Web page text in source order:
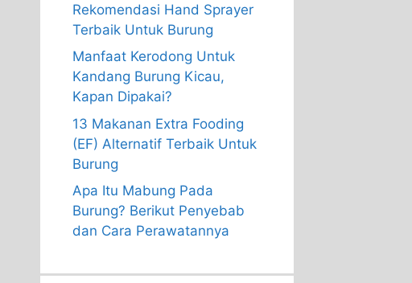
Rekomendasi Hand Sprayer
Terbaik Untuk Burung
Manfaat Kerodong Untuk
Kandang Burung Kicau,
Kapan Dipakai?
13 Makanan Extra Fooding
(EF) Alternatif Terbaik Untuk
Burung
Apa Itu Mabung Pada
Burung? Berikut Penyebab
dan Cara Perawatannya